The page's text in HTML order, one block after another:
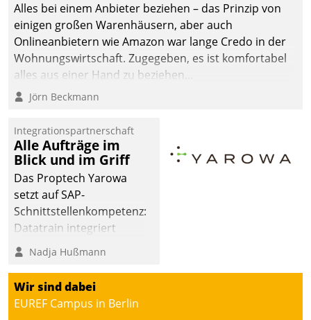
Alles bei einem Anbieter beziehen – das Prinzip von
einigen großen Warenhäusern, aber auch
Onlineanbietern wie Amazon war lange Credo in der
Wohnungswirtschaft. Zugegeben, es ist komfortabel
alles aus einer Hand zu beziehen...
Jörn Beckmann
Integrationspartnerschaft
Alle Aufträge im
Blick und im Griff
Das Proptech Yarowa
setzt auf SAP-
Schnittstellenkompetenz:
Datatrain integriert
Yarowas Portal zur
Vergabe und Verwaltung
von Aufträgen der
operativen
Instandhaltung in die
Nadja Hußmann
Wir sind dabei
EUREF Campus in Berlin